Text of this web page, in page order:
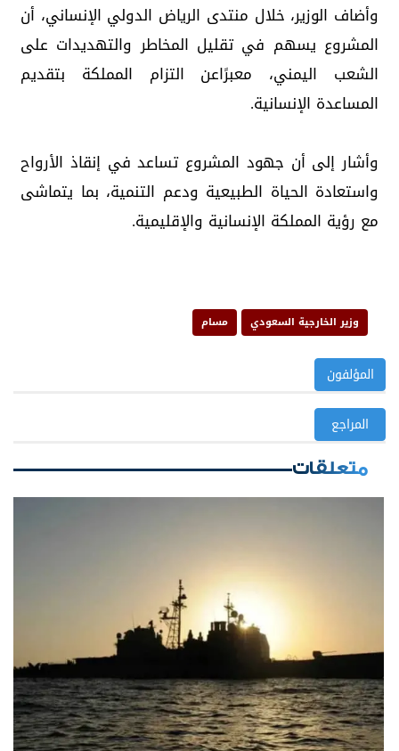
وأضاف الوزير، خلال منتدى الرياض الدولي الإنساني، أن
المشروع يسهم في تقليل المخاطر والتهديدات على
الشعب اليمني، معبرًاعن التزام المملكة بتقديم
المساعدة الإنسانية.
وأشار إلى أن جهود المشروع تساعد في إنقاذ الأرواح
واستعادة الحياة الطبيعية ودعم التنمية، بما يتماشى
مع رؤية المملكة الإنسانية والإقليمية.
وزير الخارجية السعودي مسام
المؤلفون
المراجع
متعلقات